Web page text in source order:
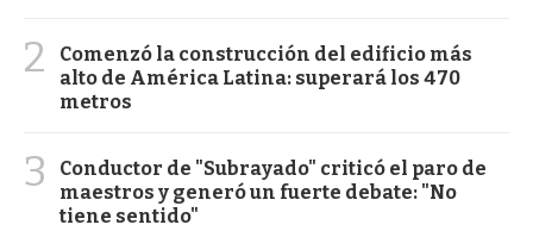
2
Comenzó la construcción del edificio más
alto de América Latina: superará los 470
metros
3
Conductor de "Subrayado" criticó el paro de
maestros y generó un fuerte debate: "No
tiene sentido"